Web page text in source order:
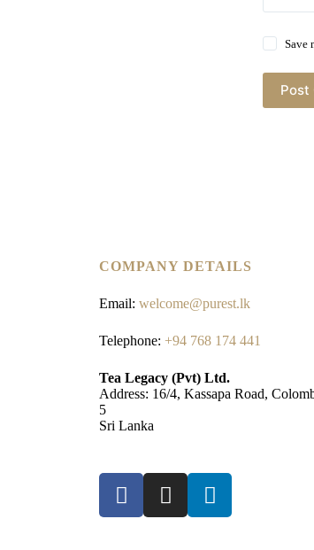
Save
Post
COMPANY DETAILS
Email: welcome@purest.lk
Telephone: +94 768 174 441
Tea Legacy (Pvt) Ltd.
Address: 16/4, Kassapa Road,
5
Sri Lanka